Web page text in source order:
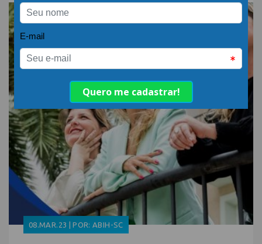
08.MAR.23 | POR: ABIH-SC